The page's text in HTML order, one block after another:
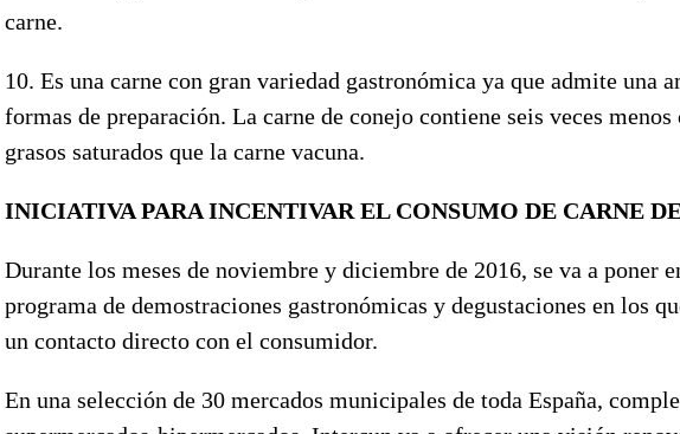
carne.
10. Es una carne con gran variedad gastronómica ya que admite una
formas de preparación. La carne de conejo contiene seis veces menos
grasos saturados que la carne vacuna.
INICIATIVA PARA INCENTIVAR EL CONSUMO DE CARNE
Durante los meses de noviembre y diciembre de 2016, se va a poner
programa de demostraciones gastronómicas y degustaciones en los
un contacto directo con el consumidor.
En una selección de 30 mercados municipales de toda España,